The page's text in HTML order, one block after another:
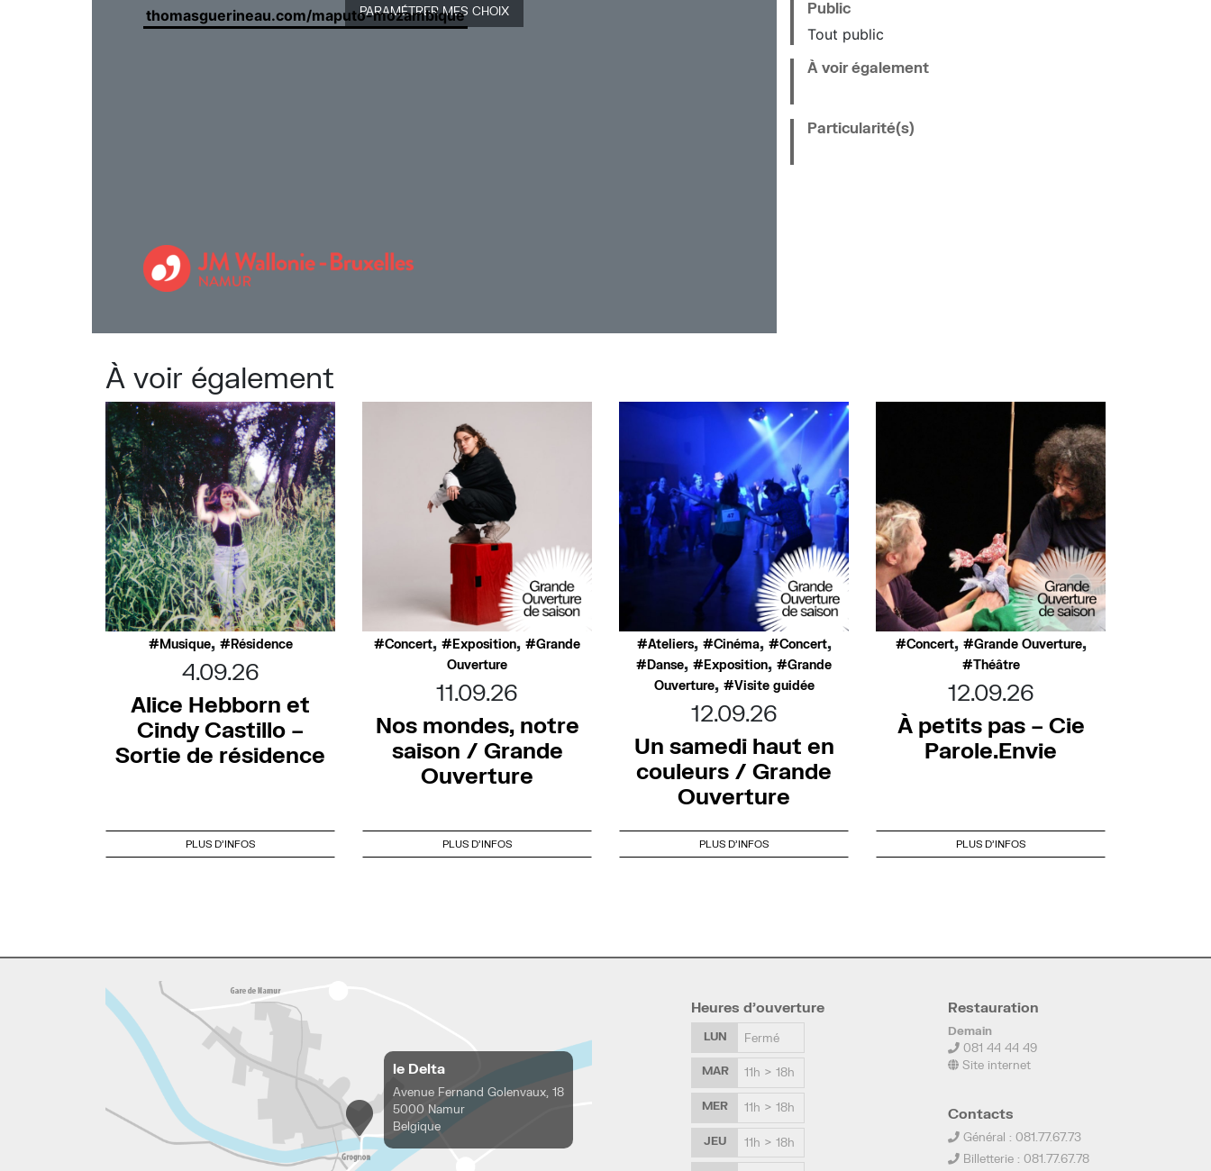
PARAMÉTRER MES CHOIX
thomasguerineau.com/maputo-mozambique
Public
Tout public
À voir également
Particularité(s)
À voir également
Musique, Résidence
4.09.26
Alice Hebborn et
Cindy Castillo –
Sortie de résidence
PLUS D'INFOS
Concert, Exposition,
Grande
Ouverture
11.09.26
Nos mondes, notre
saison / Grande
Ouverture
PLUS D'INFOS
Ateliers, Cinéma, Concert,
Danse, Exposition,
Grande
Ouverture, Visite guidée
12.09.26
Un samedi haut en
couleurs / Grande
Ouverture
PLUS D'INFOS
Concert, Grande Ouverture,
Théâtre
12.09.26
À petits pas – Cie
Parole.Envie
PLUS D'INFOS
le Delta
Avenue Fernand Golenvaux, 18
5000 Namur
Belgique
Heures d’ouverture
LUN Fermé
MAR 11h > 18h
MER 11h > 18h
JEU 11h > 18h
Restauration
Demain
081 44 44 49
Site internet
Contacts
Général : 081.77.67.73
Billetterie : 081.77.67.78